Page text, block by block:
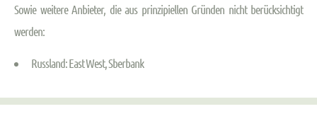
Sowie weitere Anbieter, die aus prinzipiellen Gründen nicht berücksichtigt
werden:
Russland: East West, Sberbank